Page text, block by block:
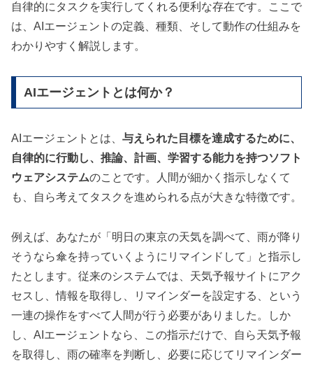
自律的にタスクを実行してくれる便利な存在です。ここで
は、AIエージェントの定義、種類、そして動作の仕組みを
わかりやすく解説します。
AIエージェントとは何か？
AIエージェントとは、 与えられた目標を達成するために、
自律的に行動し、推論、計画、学習する能力を持つソフト
ウェアシステムのことです。人間が細かく指示しなくて
も、自ら考えてタスクを進められる点が大きな特徴です。
例えば、あなたが「明日の東京の天気を調べて、雨が降り
そうなら傘を持っていくようにリマインドして」と指示し
たとします。従来のシステムでは、天気予報サイトにアク
セスし、情報を取得し、リマインダーを設定する、という
一連の操作をすべて人間が行う必要がありました。しか
し、AIエージェントなら、この指示だけで、自ら天気予報
を取得し、雨の確率を判断し、必要に応じてリマインダー